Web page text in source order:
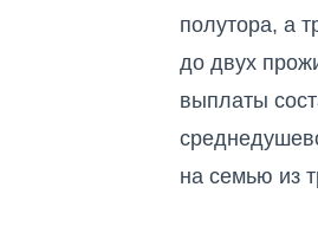
полутора, а
до двух
выплаты
на семью из